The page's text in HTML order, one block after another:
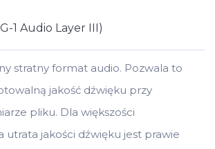
1 Audio Layer III)
stratny format audio. Pozwala to
jakość dźwięku przy
pliku. Dla większości
utrata jakości dźwięku jest prawie